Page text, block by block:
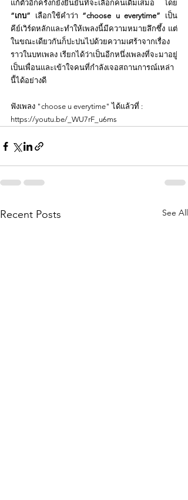
“เกบ” เลือกใช้คำว่า “choose u everytime” เป็น
คีย์เวิร์ดหลักและทำให้เพลงนี้มีความหมายลึกซึ้ง แต่
ในขณะเดียวกันก็ปะปนไปด้วยความเศร้าจากเรื่อง
ราวในบทเพลง เรียกได้ว่าเป็นอีกหนึ่งเพลงที่จะมาอยู่
เป็นเพื่อนและเข้าใจคนที่กำลังเจอสถานการณ์เหล่า
นี้ได้อย่างดี
ฟังเพลง "choose u everytime" ได้แล้วที่ :
https://youtu.be/_WU7rF_u6ms
Recent Posts See All